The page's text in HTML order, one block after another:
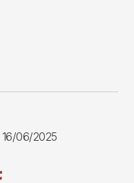
16/06/2025